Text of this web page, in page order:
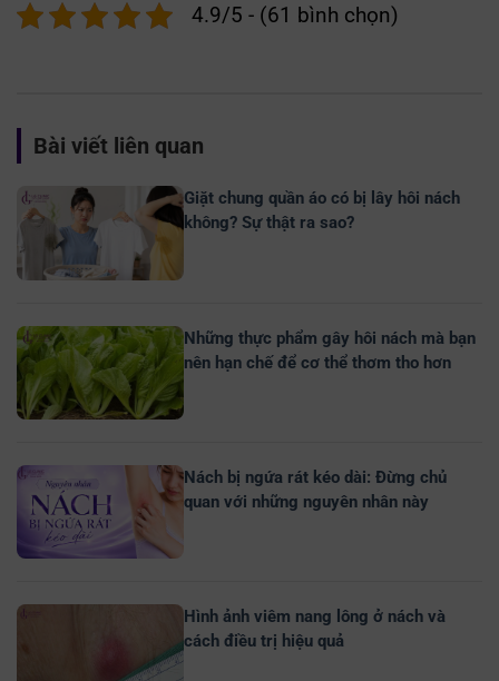
4.9/5 - (61 bình chọn)
Bài viết liên quan
Giặt chung quần áo có bị lây hôi nách
không? Sự thật ra sao?
Những thực phẩm gây hôi nách mà bạn
nên hạn chế để cơ thể thơm tho hơn
Nách bị ngứa rát kéo dài: Đừng chủ
quan với những nguyên nhân này
Hình ảnh viêm nang lông ở nách và
cách điều trị hiệu quả